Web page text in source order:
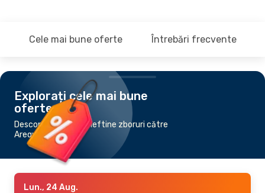
Cele mai bune oferte Întrebări frecvente
Explorați cele mai bune
oferte
Descoperă cele mai ieftine zboruri către
Arequipa
Lun., 24 Aug.